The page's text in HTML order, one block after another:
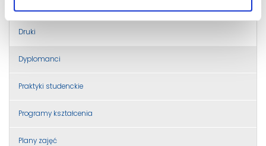
Druki
Dyplomanci
Praktyki studenckie
Programy kształcenia
Plany zajęć